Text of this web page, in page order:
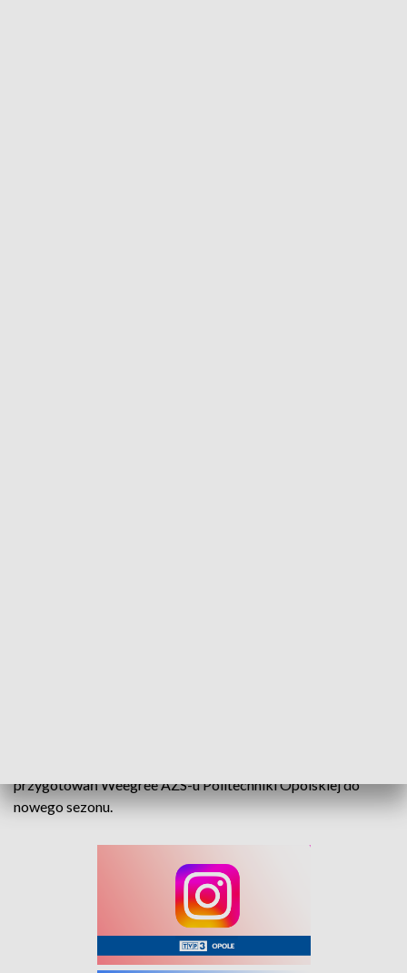
przygotowań Weegree AZS-u Politechniki Opolskiej do
nowego sezonu.